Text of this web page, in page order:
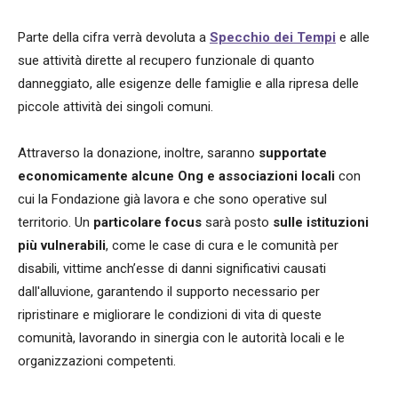
Parte della cifra verrà devoluta a Specchio dei Tempi e alle
sue attività dirette al recupero funzionale di quanto
danneggiato, alle esigenze delle famiglie e alla ripresa delle
piccole attività dei singoli comuni.
Attraverso la donazione, inoltre, saranno supportate
economicamente alcune Ong e associazioni locali con
cui la Fondazione già lavora e che sono operative sul
territorio. Un particolare focus sarà posto sulle istituzioni
più vulnerabili, come le case di cura e le comunità per
disabili, vittime anch’esse di danni significativi causati
dall'alluvione, garantendo il supporto necessario per
ripristinare e migliorare le condizioni di vita di queste
comunità, lavorando in sinergia con le autorità locali e le
organizzazioni competenti.